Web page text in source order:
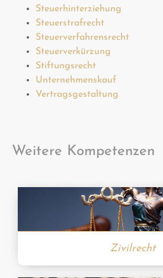
Steuerhinterziehung
Steuerstrafrecht
Steuerverfahrensrecht
Steuerverkürzung
Stiftungsrecht
Unternehmenskauf
Vertragsgestaltung
Weitere Kompetenzen
Zivilrecht